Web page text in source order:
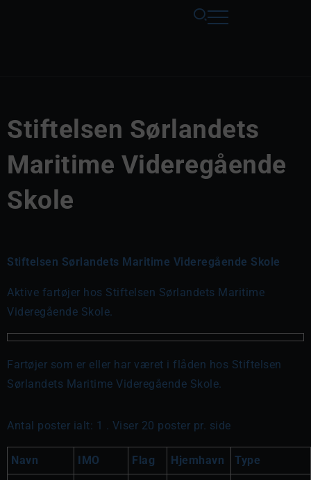
Stiftelsen Sørlandets
Maritime Videregående
Skole
Stiftelsen Sørlandets Maritime Videregående Skole
Aktive fartøjer hos Stiftelsen Sørlandets Maritime
Videregående Skole.
Fartøjer som er eller har været i flåden hos Stiftelsen
Sørlandets Maritime Videregående Skole.
Antal poster ialt: 1 . Viser 20 poster pr. side
Navn IMO Flag Hjemhavn Type